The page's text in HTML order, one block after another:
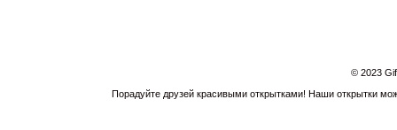
© 2023
Порадуйте друзей красивыми открытками! Наши открытки